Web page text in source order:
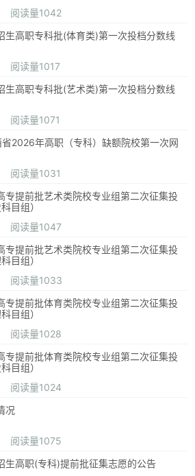
阅读量1042
高职专科批(体育类)第一次投档分数线
阅读量1017
高职专科批(艺术类)第一次投档分数线
阅读量1071
2026年高职（专科）缺额院校第一次网
阅读量1031
专提前批艺术类院校专业组第二次征集投
目组）
阅读量1047
专提前批艺术类院校专业组第二次征集投
目组）
阅读量1033
专提前批体育类院校专业组第二次征集投
目组）
阅读量1028
专提前批体育类院校专业组第二次征集投
目组）
阅读量1024
况
阅读量1075
生高职(专科)提前批征集志愿的公告